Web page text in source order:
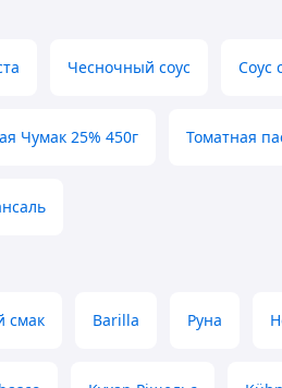
Чесночный соус Соус
Чумак 25% 450г Томатная
смак Barilla Руна